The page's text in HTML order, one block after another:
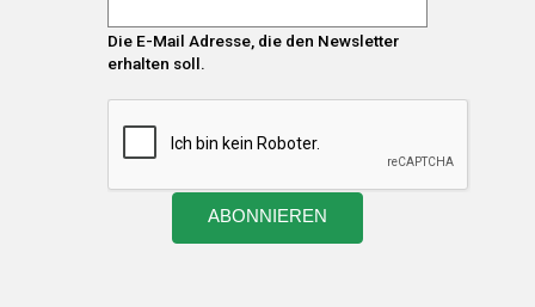
Die E-Mail Adresse, die den Newsletter
erhalten soll.